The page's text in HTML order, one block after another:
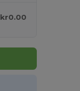
kr0.00